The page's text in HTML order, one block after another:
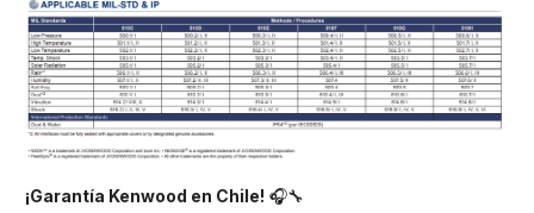
¡Garantía Kenwood en Chile! 🎧🔧